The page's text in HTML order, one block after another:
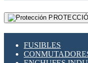
FUSIBLES